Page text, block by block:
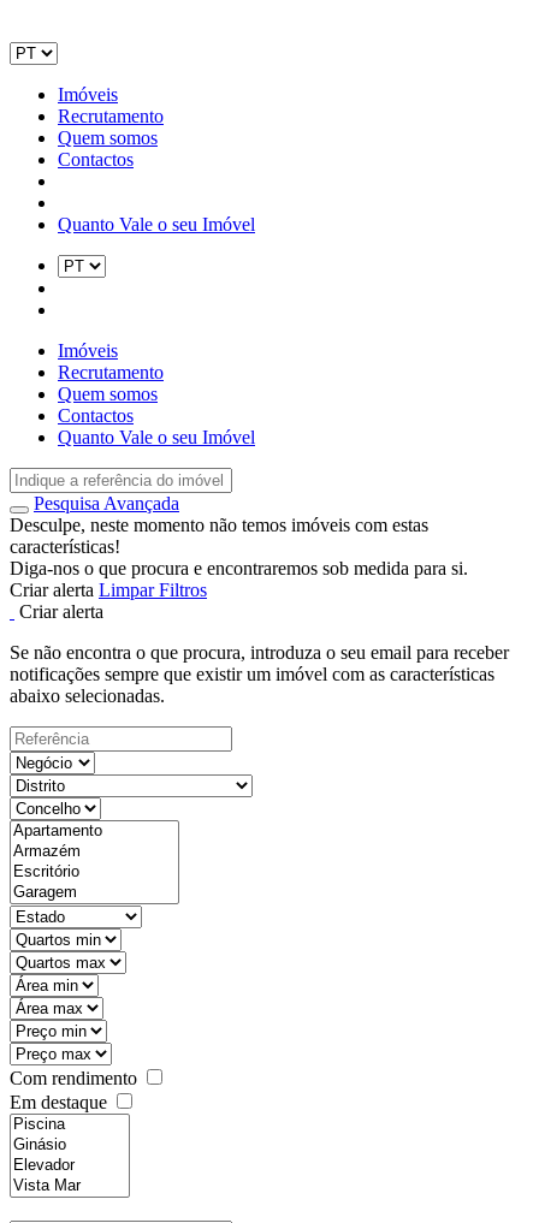
Imóveis
Recrutamento
Quem somos
Contactos
Quanto Vale o seu Imóvel
Imóveis
Recrutamento
Quem somos
Contactos
Quanto Vale o seu Imóvel
Pesquisa Avançada
Desculpe, neste momento não temos imóveis com estas
características!
Diga-nos o que procura e encontraremos sob medida para si.
Criar alerta Limpar Filtros
Criar alerta
Se não encontra o que procura, introduza o seu email para receber
notificações sempre que existir um imóvel com as características
abaixo selecionadas.
Com rendimento
Em destaque